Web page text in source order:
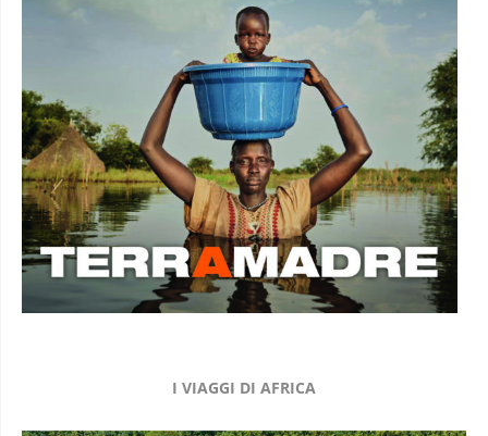
I VIAGGI DI AFRICA